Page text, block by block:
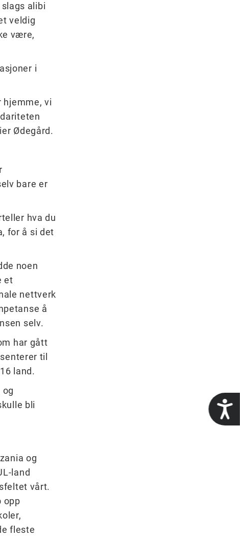
alibi
veldig
være,
i
hjemme, vi
Ødegård.
bare er
hva du
for å si det
noen
et
nettverk
å
selv.
har gått
til
land.
bli
og
land
vårt.
opp
fleste